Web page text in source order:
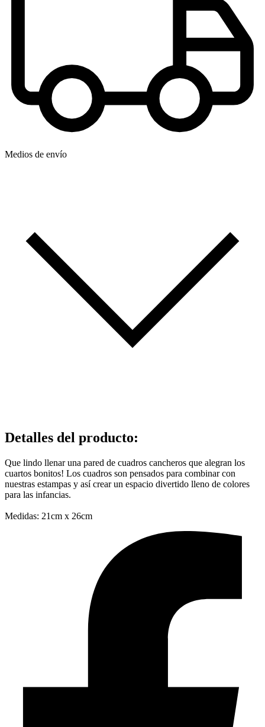
Medios de envío
Detalles del producto:
Que lindo llenar una pared de cuadros cancheros que alegran los
cuartos bonitos! Los cuadros son pensados para combinar con
nuestras estampas y así crear un espacio divertido lleno de colores
para las infancias.
Medidas: 21cm x 26cm